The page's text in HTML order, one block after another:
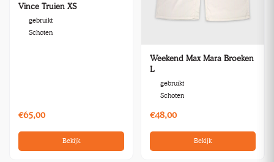
Vince Truien XS
gebruikt
Schoten
€65,00
Bekijk
Weekend Max Mara Broeken
L
gebruikt
Schoten
€48,00
Bekijk